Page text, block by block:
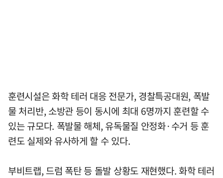
훈련시설은 화학 테러 대응 전문가, 경찰특공대원, 폭발
물 처리반, 소방관 등이 동시에 최대 6명까지 훈련할 수
있는 규모다. 폭발물 해체, 유독물질 안정화·수거 등 훈
련도 실제와 유사하게 할 수 있다.
부비트랩, 드럼 폭탄 등 돌발 상황도 재현했다. 화학 테러